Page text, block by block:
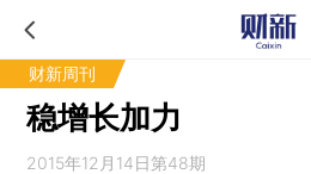
财新周刊
稳增长加力
2015年12月14日第48期